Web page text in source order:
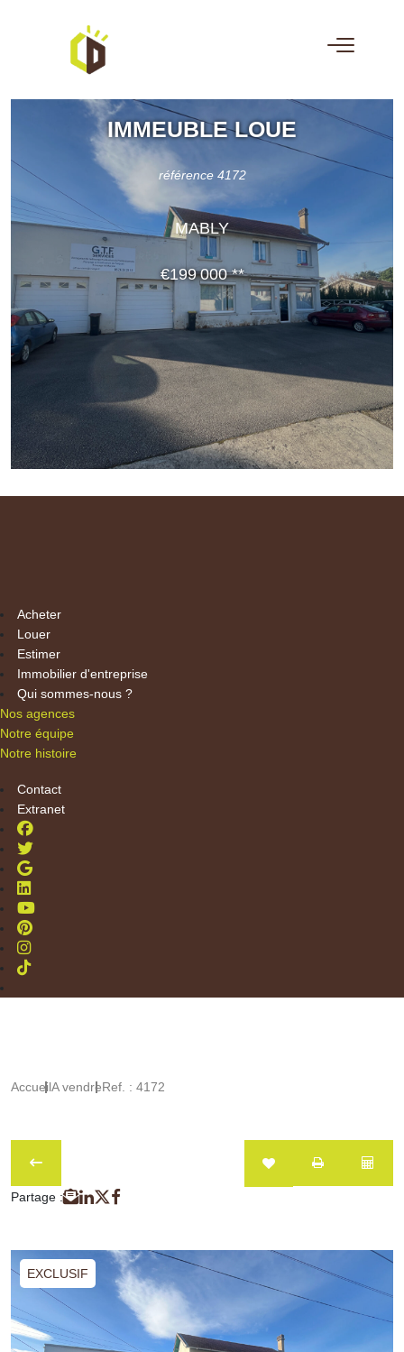
IMMEUBLE LOUE
référence 4172
MABLY
€199 000**
Acheter
Louer
Estimer
Immobilier d'entreprise
Qui sommes-nous ?
Nos agences
Notre équipe
Notre histoire
Contact
Extranet
AccueilA vendreRef. : 4172
Partage :
EXCLUSIF